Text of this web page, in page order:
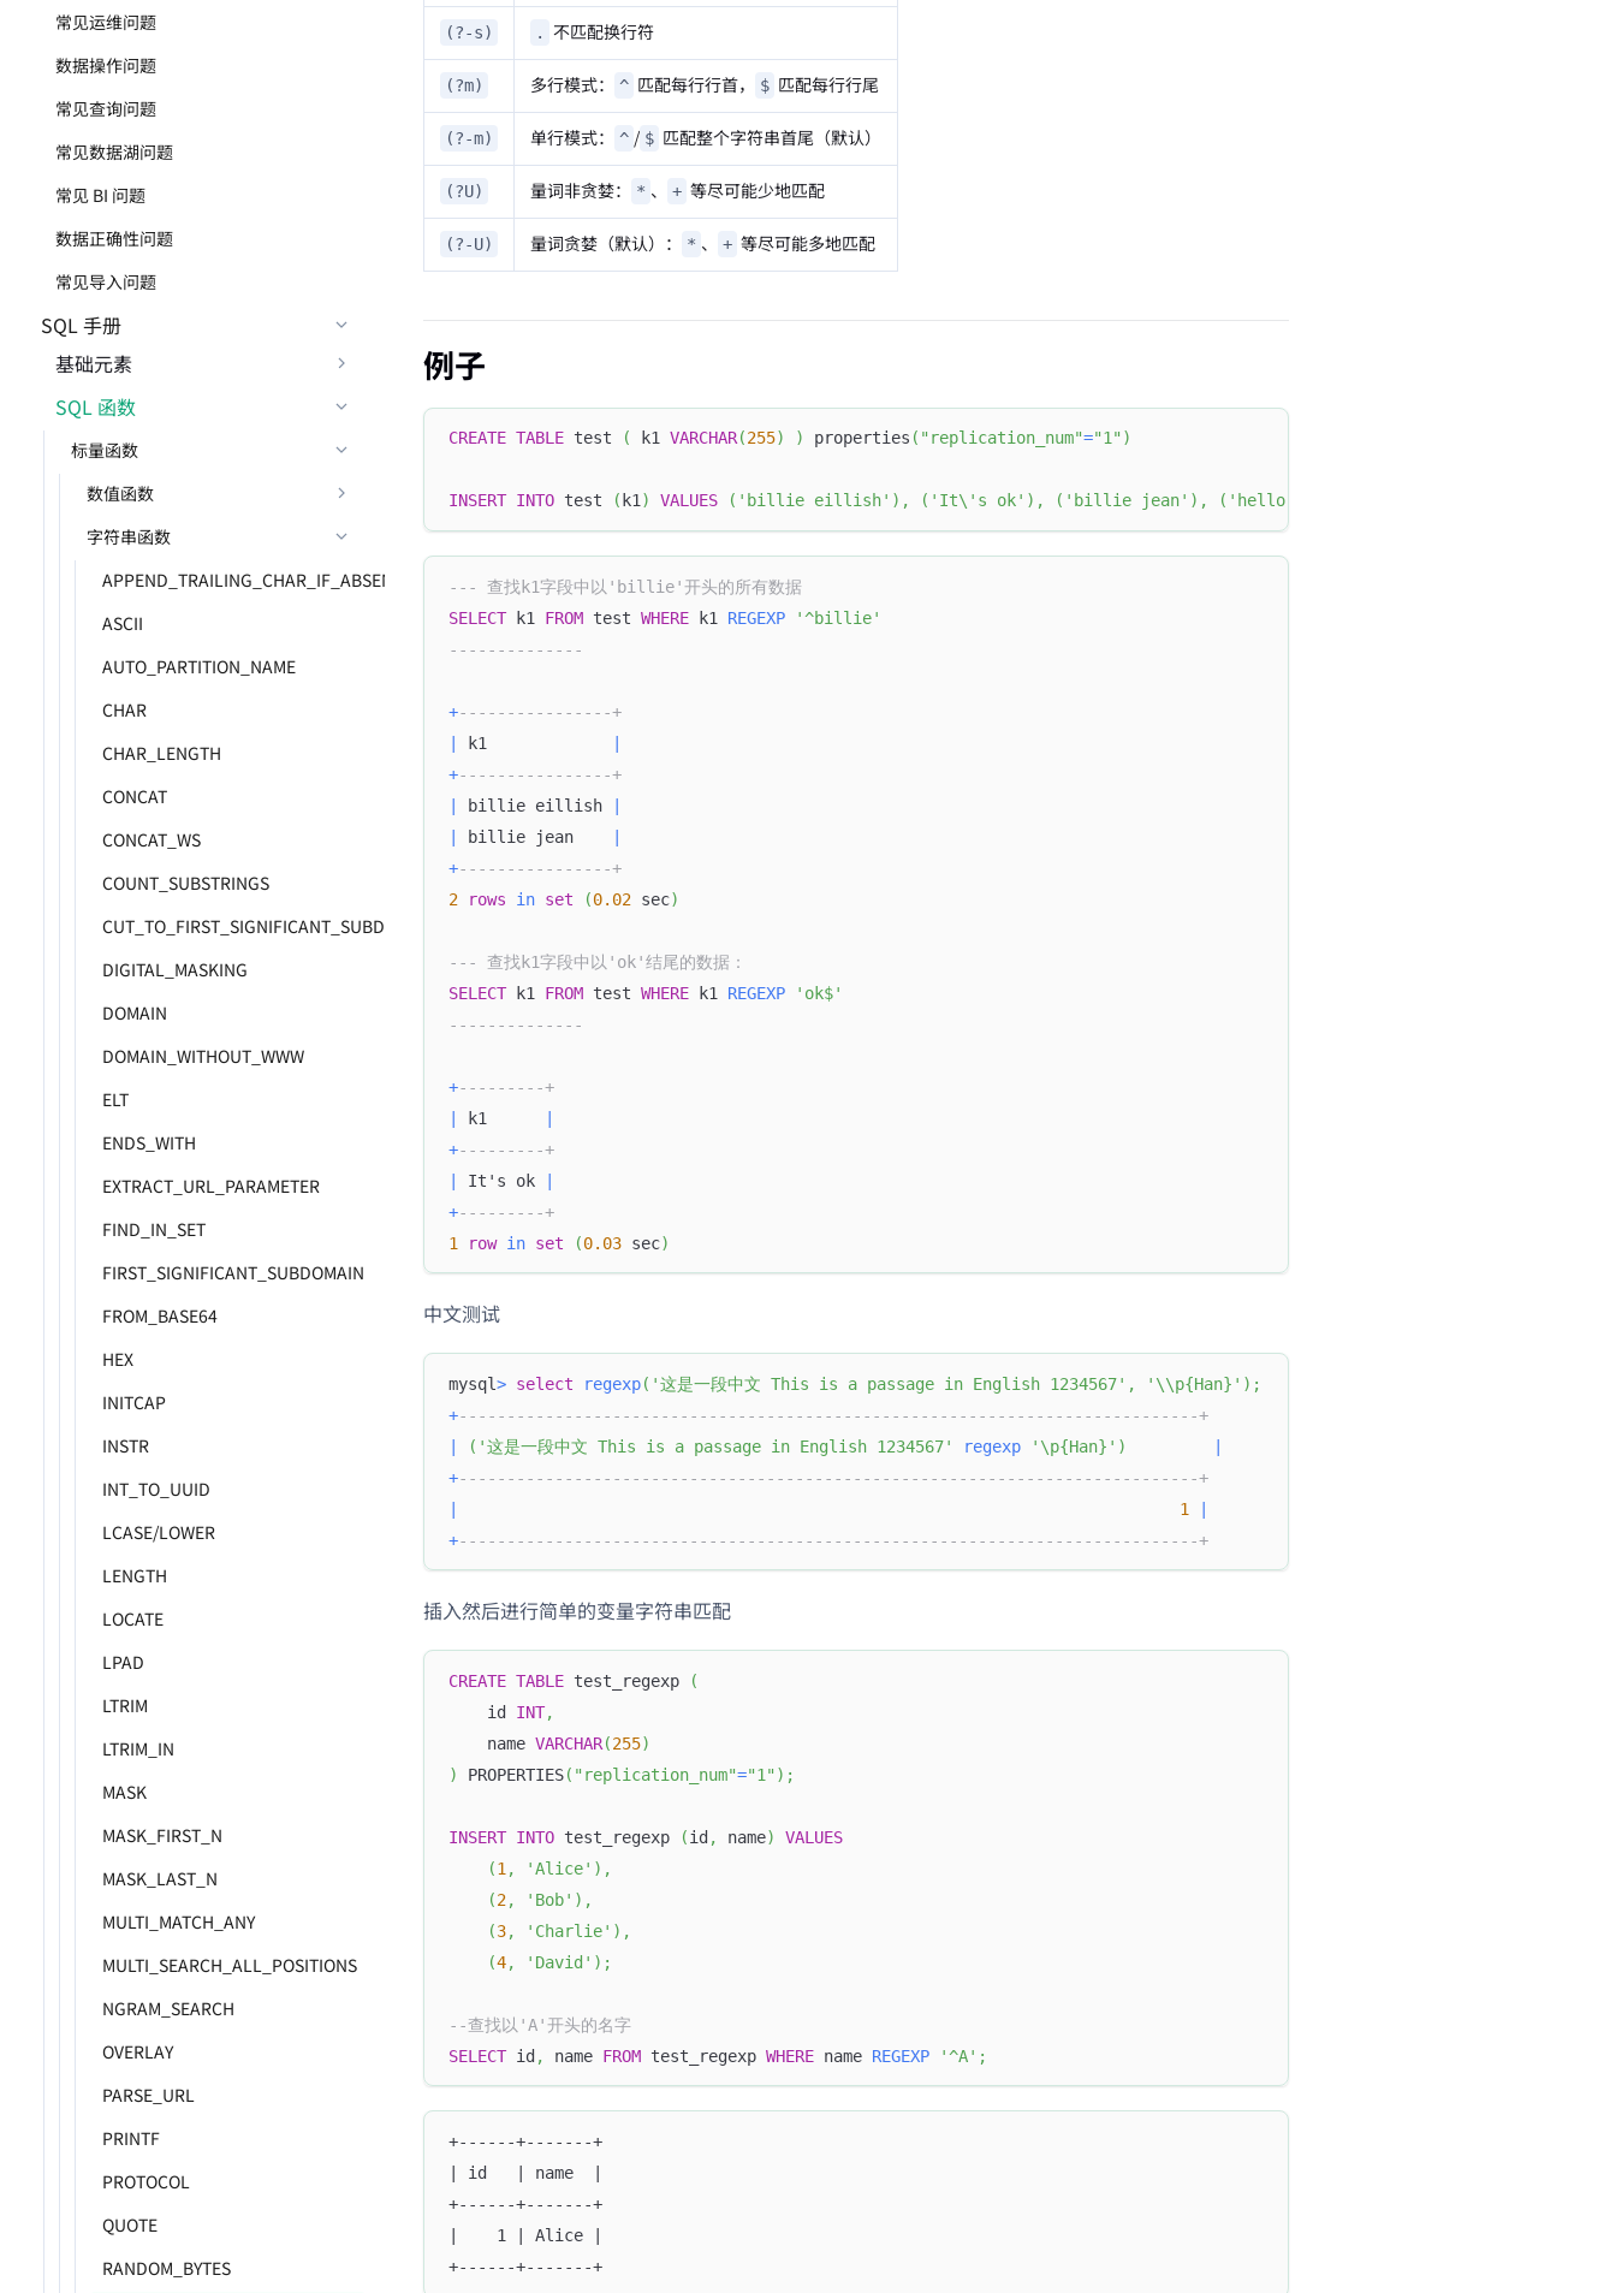
常见运维问题
数据操作问题
常见查询问题
常见数据湖问题
常见 BI 问题
数据正确性问题
常见导入问题
SQL 手册
基础元素
SQL 函数
标量函数
数值函数
字符串函数
APPEND_TRAILING_CHAR_IF_ABSENT
ASCII
AUTO_PARTITION_NAME
CHAR
CHAR_LENGTH
CONCAT
CONCAT_WS
COUNT_SUBSTRINGS
CUT_TO_FIRST_SIGNIFICANT_SUBDOMAIN
DIGITAL_MASKING
DOMAIN
DOMAIN_WITHOUT_WWW
ELT
ENDS_WITH
EXTRACT_URL_PARAMETER
FIND_IN_SET
FIRST_SIGNIFICANT_SUBDOMAIN
FROM_BASE64
HEX
INITCAP
INSTR
INT_TO_UUID
LCASE/LOWER
LENGTH
LOCATE
LPAD
LTRIM
LTRIM_IN
MASK
MASK_FIRST_N
MASK_LAST_N
MULTI_MATCH_ANY
MULTI_SEARCH_ALL_POSITIONS
NGRAM_SEARCH
OVERLAY
PARSE_URL
PRINTF
PROTOCOL
QUOTE
RANDOM_BYTES
(?-s) . 不匹配换行符
(?m) 多行模式： ^ 匹配每行行首， $ 匹配每行行尾
(?-m) 单行模式： ^ / $ 匹配整个字符串首尾（默认）
(?U) 量词非贪婪： * 、 + 等尽可能少地匹配
(?-U) 量词贪婪（默认）： * 、 + 等尽可能多地匹配
例子
CREATE TABLE test ( k1 VARCHAR(255) ) properties ( "replication_num"="1" )
INSERT INTO test ( k1) VALUES ( 'billie eillish' ) , ( 'It\'s ok' ) , ( 'billie jean' ) , ( 'hello world'
--- 查找k1字段中以'billie'开头的所有数据
SELECT k1 FROM test WHERE k1 REGEXP
'^billie'
--------------
+----------------+
|
k1
|
+----------------+
|
billie eillish
|
|
billie jean
|
+----------------+
2
rows in set (0.02 sec)
--- 查找k1字段中以'ok'结尾的数据：
SELECT k1 FROM test WHERE k1 REGEXP
'ok$'
--------------
+---------+
|
k1
|
+---------+
|
It's ok
|
+---------+
1
row in set (0.03 sec)
中文测试
mysql> select regexp( '这是一段中文 This is a passage in English 1234567' , '\\p{Han}' ) ;
+-----------------------------------------------------------------------------+
( '这是一段中文 This is a passage in English 1234567' regexp '\p{Han}' )
+-----------------------------------------------------------------------------+
1
+-----------------------------------------------------------------------------+
插入然后进行简单的变量字符串匹配
CREATE TABLE test_regexp
(
    id
INT,
    name
VARCHAR(255)
)
PROPERTIES( "replication_num"="1" ) ;
INSERT INTO test_regexp (id , name)
VALUES
(1 , 'Alice' ) ,
(2, 'Bob' ) ,
(3, 'Charlie' ) ,
(4, 'David' ) ;
--查找以'A'开头的名字
SELECT id , name FROM test_regexp WHERE name REGEXP '^A' ;
+------+-------+
| id   | name  |
+------+-------+
|    1 | Alice |
+------+-------+